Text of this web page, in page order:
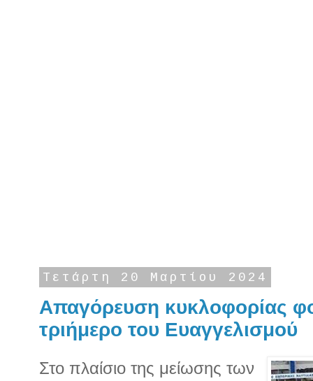
Τετάρτη 20 Μαρτίου 2024
Απαγόρευση κυκλοφορίας
τριήμερο του Ευαγγελισμού
Στο πλαίσιο της μείωσης των